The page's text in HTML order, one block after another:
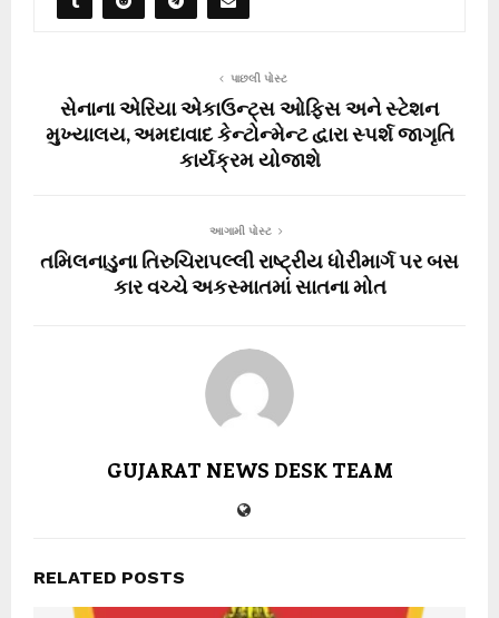
પાછલી પોસ્ટ
સેનાના એરિયા એકાઉન્ટ્સ ઓફિસ અને સ્ટેશન
મુખ્યાલય, અમદાવાદ કેન્ટોન્મેન્ટ દ્વારા સ્પર્શ જાગૃતિ
કાર્યક્રમ યોજાશે
આગામી પોસ્ટ
તમિલનાડુના તિરુચિરાપલ્લી રાષ્ટ્રીય ધોરીમાર્ગ પર બસ
કાર વચ્ચે અકસ્માતમાં સાતના મોત
GUJARAT NEWS DESK TEAM
RELATED POSTS